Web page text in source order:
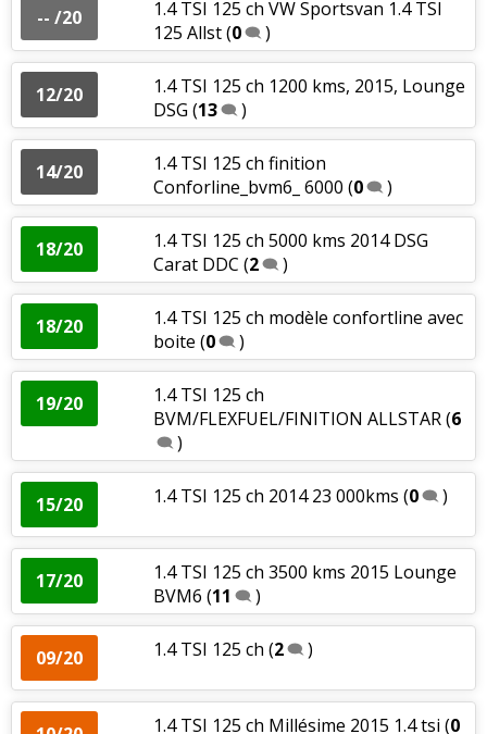
-- /20
1.4 TSI 125 ch VW Sportsvan 1.4 TSI
125 Allst(0 )
12/20
1.4 TSI 125 ch 1200 kms, 2015, Lounge
DSG (13 )
14/20
1.4 TSI 125 ch finition
Conforline_bvm6_ 6000 (0 )
18/20
1.4 TSI 125 ch 5000 kms 2014 DSG
Carat DDC (2 )
18/20
1.4 TSI 125 ch modèle confortline avec
boite (0 )
19/20
1.4 TSI 125 ch
BVM/FLEXFUEL/FINITION ALLSTAR(6
)
15/20 1.4 TSI 125 ch 2014 23 000kms (0 )
17/20
1.4 TSI 125 ch 3500 kms 2015 Lounge
BVM6 (11 )
09/20 1.4 TSI 125 ch (2 )
1.4 TSI 125 ch Millésime 2015 1.4 tsi (0